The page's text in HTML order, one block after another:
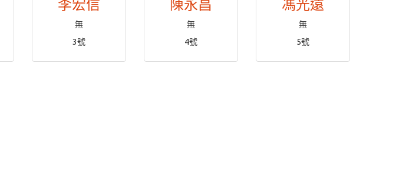
李宏信
無
3號
陳永昌
無
4號
馮光遠
無
5號